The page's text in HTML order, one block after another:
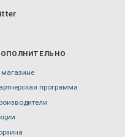
программа